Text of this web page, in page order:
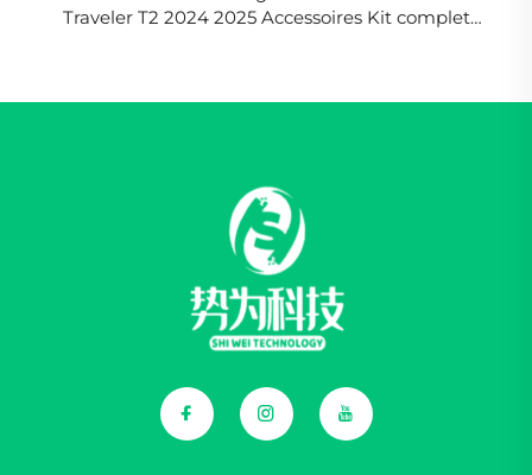
Traveler T2 2024 2025 Accessoires Kit complet